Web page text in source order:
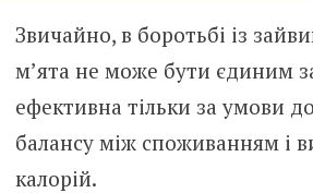
Звичайно, в боротьбі із
м’ята не може бути єдиним
ефективна тільки за умови
балансу між споживанням і
калорій.